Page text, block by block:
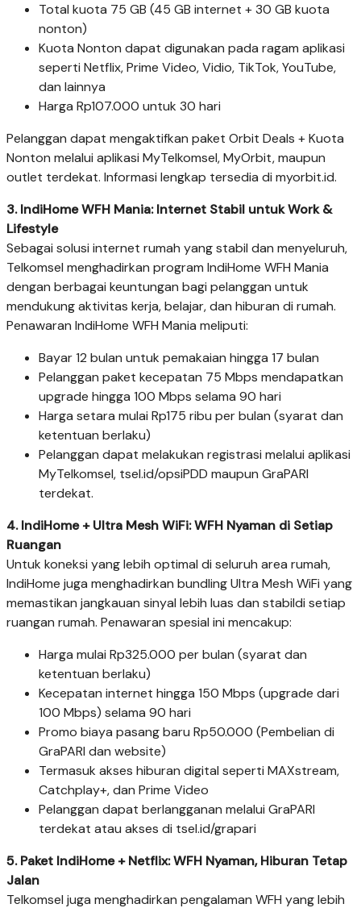
Total kuota 75 GB (45 GB internet + 30 GB kuota
nonton)
Kuota Nonton dapat digunakan pada ragam aplikasi
seperti Netflix, Prime Video, Vidio, TikTok, YouTube,
dan lainnya
Harga Rp107.000 untuk 30 hari
Pelanggan dapat mengaktifkan paket Orbit Deals + Kuota
Nonton melalui aplikasi MyTelkomsel, MyOrbit, maupun
outlet terdekat. Informasi lengkap tersedia di myorbit.id.
3. IndiHome WFH Mania: Internet Stabil untuk Work &
Lifestyle
Sebagai solusi internet rumah yang stabil dan menyeluruh,
Telkomsel menghadirkan program IndiHome WFH Mania
dengan berbagai keuntungan bagi pelanggan untuk
mendukung aktivitas kerja, belajar, dan hiburan di rumah.
Penawaran IndiHome WFH Mania meliputi:
Bayar 12 bulan untuk pemakaian hingga 17 bulan
Pelanggan paket kecepatan 75 Mbps mendapatkan
upgrade hingga 100 Mbps selama 90 hari
Harga setara mulai Rp175 ribu per bulan (syarat dan
ketentuan berlaku)
Pelanggan dapat melakukan registrasi melalui aplikasi
MyTelkomsel, tsel.id/opsiPDD maupun GraPARI
terdekat.
4. IndiHome + Ultra Mesh WiFi: WFH Nyaman di Setiap
Ruangan
Untuk koneksi yang lebih optimal di seluruh area rumah,
IndiHome juga menghadirkan bundling Ultra Mesh WiFi yang
memastikan jangkauan sinyal lebih luas dan stabildi setiap
ruangan rumah. Penawaran spesial ini mencakup:
Harga mulai Rp325.000 per bulan (syarat dan
ketentuan berlaku)
Kecepatan internet hingga 150 Mbps (upgrade dari
100 Mbps) selama 90 hari
Promo biaya pasang baru Rp50.000 (Pembelian di
GraPARI dan website)
Termasuk akses hiburan digital seperti MAXstream,
Catchplay+, dan Prime Video
Pelanggan dapat berlangganan melalui GraPARI
terdekat atau akses di tsel.id/grapari
5. Paket IndiHome + Netflix: WFH Nyaman, Hiburan Tetap
Jalan
Telkomsel juga menghadirkan pengalaman WFH yang lebih